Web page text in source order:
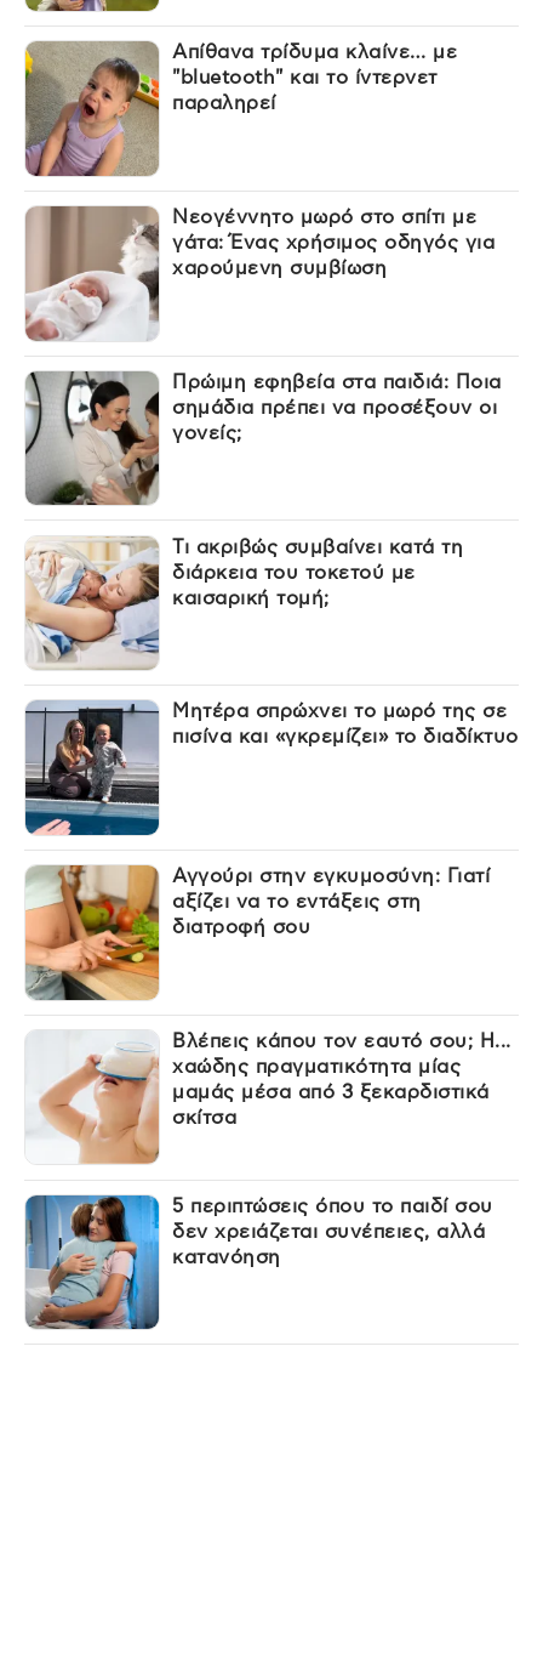
Απίθανα τρίδυμα κλαίνε… με
"bluetooth" και το ίντερνετ
παραληρεί
Νεογέννητο μωρό στο σπίτι με
γάτα: Ένας χρήσιμος οδηγός για
χαρούμενη συμβίωση
Πρώιμη εφηβεία στα παιδιά: Ποια
σημάδια πρέπει να προσέξουν οι
γονείς;
Τι ακριβώς συμβαίνει κατά τη
διάρκεια του τοκετού με
καισαρική τομή;
Μητέρα σπρώχνει το μωρό της σε
πισίνα και «γκρεμίζει» το διαδίκτυο
Αγγούρι στην εγκυμοσύνη: Γιατί
αξίζει να το εντάξεις στη
διατροφή σου
Βλέπεις κάπου τον εαυτό σου; Η...
χαώδης πραγματικότητα μίας
μαμάς μέσα από 3 ξεκαρδιστικά
σκίτσα
5 περιπτώσεις όπου το παιδί σου
δεν χρειάζεται συνέπειες, αλλά
κατανόηση